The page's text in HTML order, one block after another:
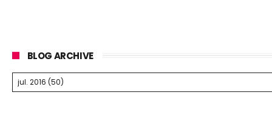
BLOG ARCHIVE